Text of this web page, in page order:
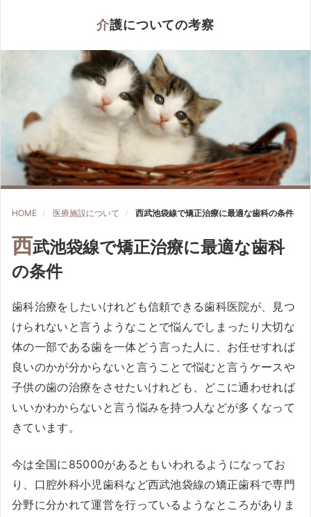
介護についての考察
HOME 医療施設について 西武池袋線で矯正治療に最適な歯科の条件
西武池袋線で矯正治療に最適な歯科
の条件
歯科治療をしたいけれども信頼できる歯科医院が、見つ
けられないと言うようなことで悩んでしまったり大切な
体の一部である歯を一体どう言った人に、お任せすれば
良いのかが分からないと言うことで悩むと言うケースや
子供の歯の治療をさせたいけれども、どこに通わせれば
いいかわからないと言う悩みを持つ人などが多くなって
きています。
今は全国に85000があるともいわれるようになってお
り、口腔外科小児歯科など西武池袋線の矯正歯科で専門
分野に分かれて運営を行っているようなところがありま